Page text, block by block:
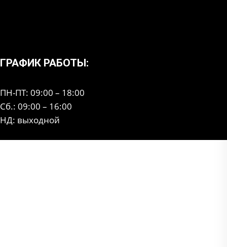
ГРАФИК РАБОТЫ:
ПН-ПТ: 09:00 – 18:00
Сб.: 09:00 – 16:00
НД: выходной